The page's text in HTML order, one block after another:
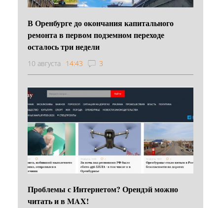
В Оренбурге до окончания капитального
ремонта в первом подземном переходе
осталось три недели
10 августа 14:43 3
Проблемы с Интернетом? Орендэй можно
читать и в MAX!